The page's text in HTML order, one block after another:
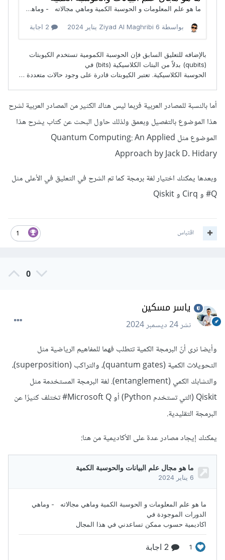
أما بالنسبة للمصادر العربية فربما ليس هناك الكثير من المصادر العربية لشرح
هذا الموضوع بالتفصيل وبعمق ولذلك حاول البحث عن كتاب يشرح هذا
الموضوع مثل Quantum Computing: An Applied
Approach by Jack D. Hidary
وبعدها يمكنك اختيار لغة برمجة كما تم الشرح في التعليق في الأعلى مثل
Q# و Cirq و Qiskit
1 اقتباس
0
ياسر مسكين
نشر24 ديسمبر 2024
وأيضا نرى أنّ البرمجة الكمية تتطلب فهما للمفاهيم الرياضية مثل
التحويلات الكمية (quantum gates)، والتراكب (superposition)،
والتشابك الكمي (entanglement). لغة البرمجة المستخدمة مثل
Qiskit (التي تستخدم Python) أو Microsoft Q# تختلف كثيرًا عن
البرمجة التقليدية.
يمكنك إيجاد مصادر عدة على الأكاديمية من هنا: